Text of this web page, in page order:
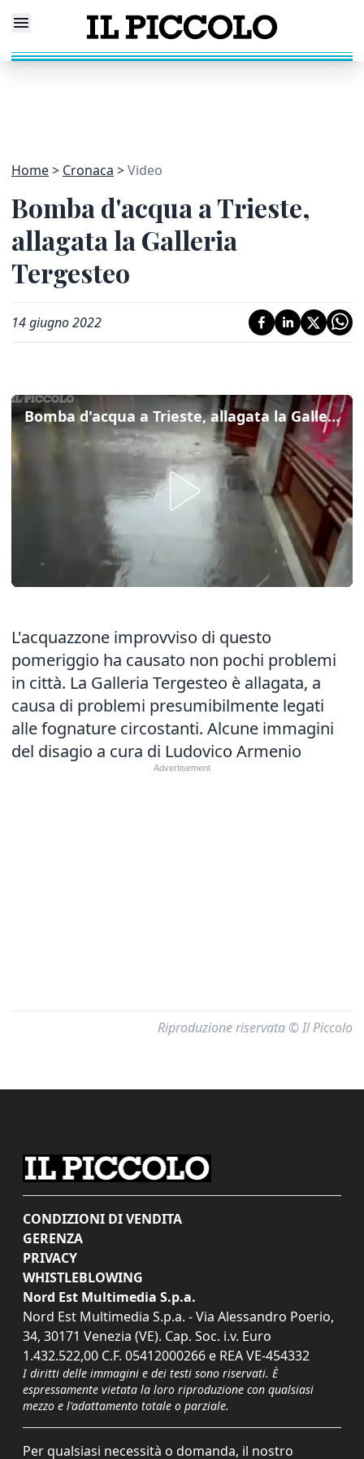
Home Cronaca Video
Bomba d'acqua a Trieste,
allagata la Galleria
Tergesteo
14 giugno 2022
Bomba d'acqua a Trieste, allagata la Galleria Tergesteo
L'acquazzone improvviso di questo
pomeriggio ha causato non pochi problemi
in città. La Galleria Tergesteo è allagata, a
causa di problemi presumibilmente legati
alle fognature circostanti. Alcune immagini
del disagio a cura di Ludovico Armenio
Riproduzione riservata © Il Piccolo
CONDIZIONI DI VENDITA
GERENZA
PRIVACY
WHISTLEBLOWING
Nord Est Multimedia S.p.a.
Nord Est Multimedia S.p.a. - Via Alessandro Poerio,
34, 30171 Venezia (VE). Cap. Soc. i.v. Euro
1.432.522,00 C.F. 05412000266 e REA VE-454332
I diritti delle immagini e dei testi sono riservati. È
espressamente vietata la loro riproduzione con qualsiasi
mezzo e l'adattamento totale o parziale.
Per qualsiasi necessità o domanda, il nostro